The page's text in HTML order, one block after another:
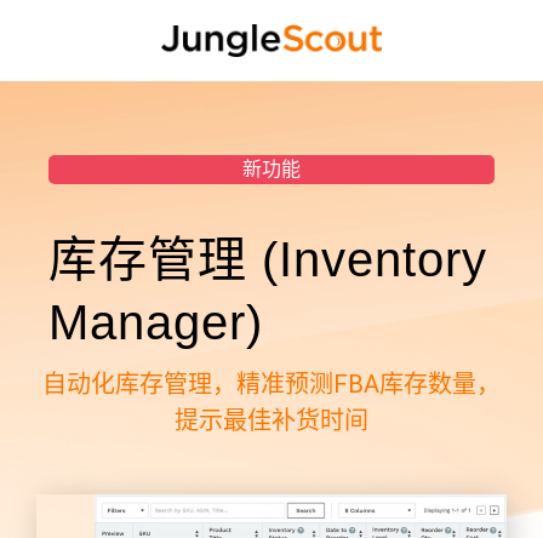
新功能
库存管理 (Inventory
Manager)
自动化库存管理，精准预测FBA库存数量，
提示最佳补货时间